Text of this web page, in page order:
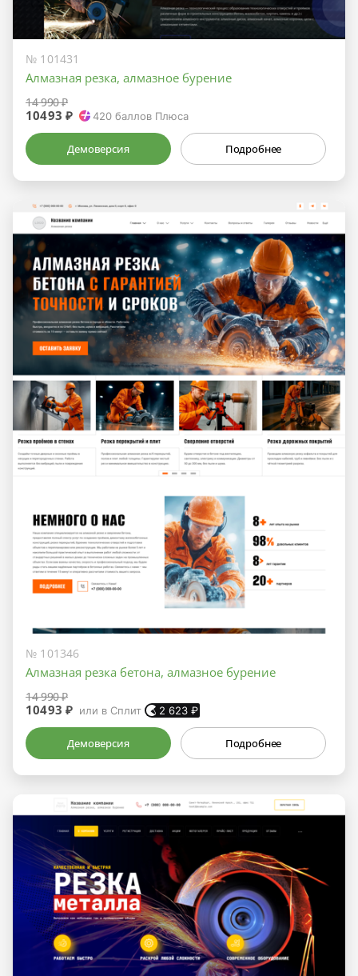
№ 101431
Алмазная резка, алмазное бурение
14 990 ₽
10493 ₽ 420 баллов Плюса
Демоверсия Подробнее
№ 101346
Алмазная резка бетона, алмазное бурение
14 990 ₽
10493 ₽ или в Сплит 2 623 ₽
Демоверсия Подробнее